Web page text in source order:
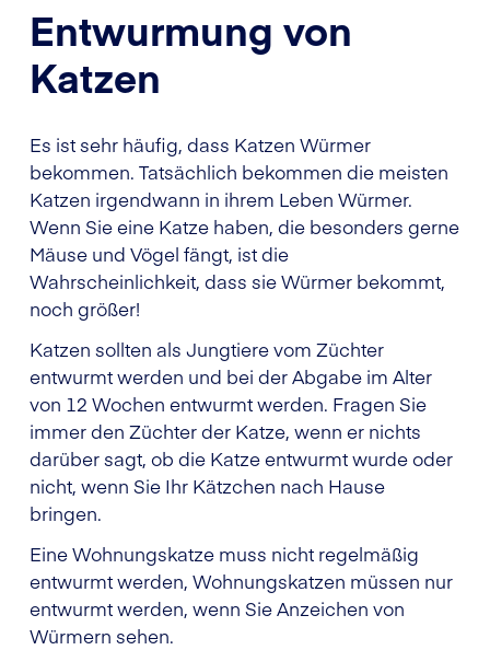
Entwurmung von
Katzen
Es ist sehr häufig, dass Katzen Würmer
bekommen. Tatsächlich bekommen die meisten
Katzen irgendwann in ihrem Leben Würmer.
Wenn Sie eine Katze haben, die besonders gerne
Mäuse und Vögel fängt, ist die
Wahrscheinlichkeit, dass sie Würmer bekommt,
noch größer!
Katzen sollten als Jungtiere vom Züchter
entwurmt werden und bei der Abgabe im Alter
von 12 Wochen entwurmt werden. Fragen Sie
immer den Züchter der Katze, wenn er nichts
darüber sagt, ob die Katze entwurmt wurde oder
nicht, wenn Sie Ihr Kätzchen nach Hause
bringen.
Eine Wohnungskatze muss nicht regelmäßig
entwurmt werden, Wohnungskatzen müssen nur
entwurmt werden, wenn Sie Anzeichen von
Würmern sehen.